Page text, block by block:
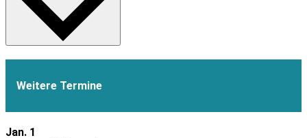
Weitere Termine
Jan. 1